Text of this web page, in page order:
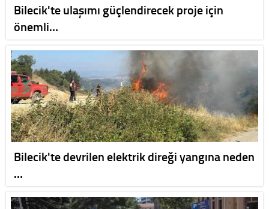
Bilecik'te ulaşımı güçlendirecek proje için
önemli…
Bilecik'te devrilen elektrik direği yangına neden
…